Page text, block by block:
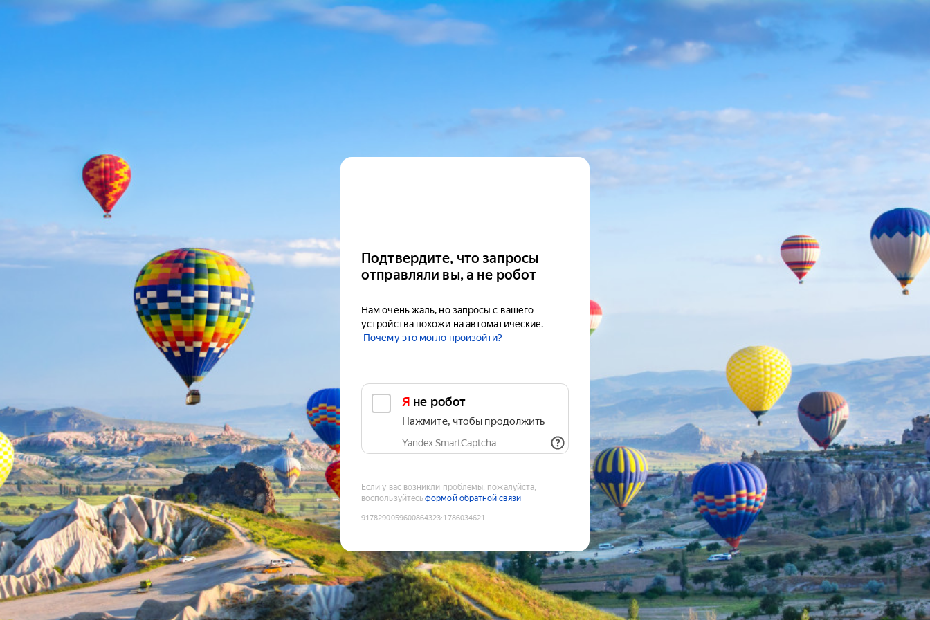
Подтвердите, что запросы
отправляли вы, а не робот
Нам очень жаль, но запросы с вашего
устройства похожи на автоматические.
Почему это могло произойти?
Я не робот
Нажмите, чтобы продолжить
Yandex SmartCaptcha
Если у вас возникли проблемы, пожалуйста,
воспользуйтесьформой обратной связи
9178290059600864323:1786034621